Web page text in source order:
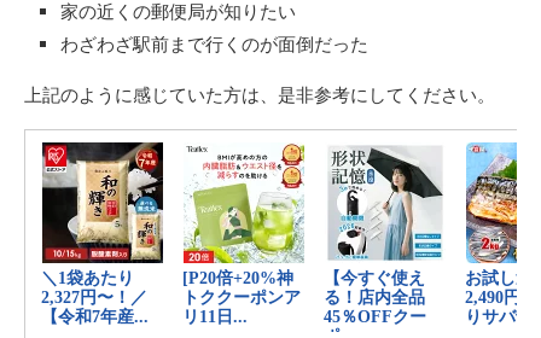
家の近くの郵便局が知りたい
わざわざ駅前まで行くのが面倒だった
上記のように感じていた方は、是非参考にしてください。